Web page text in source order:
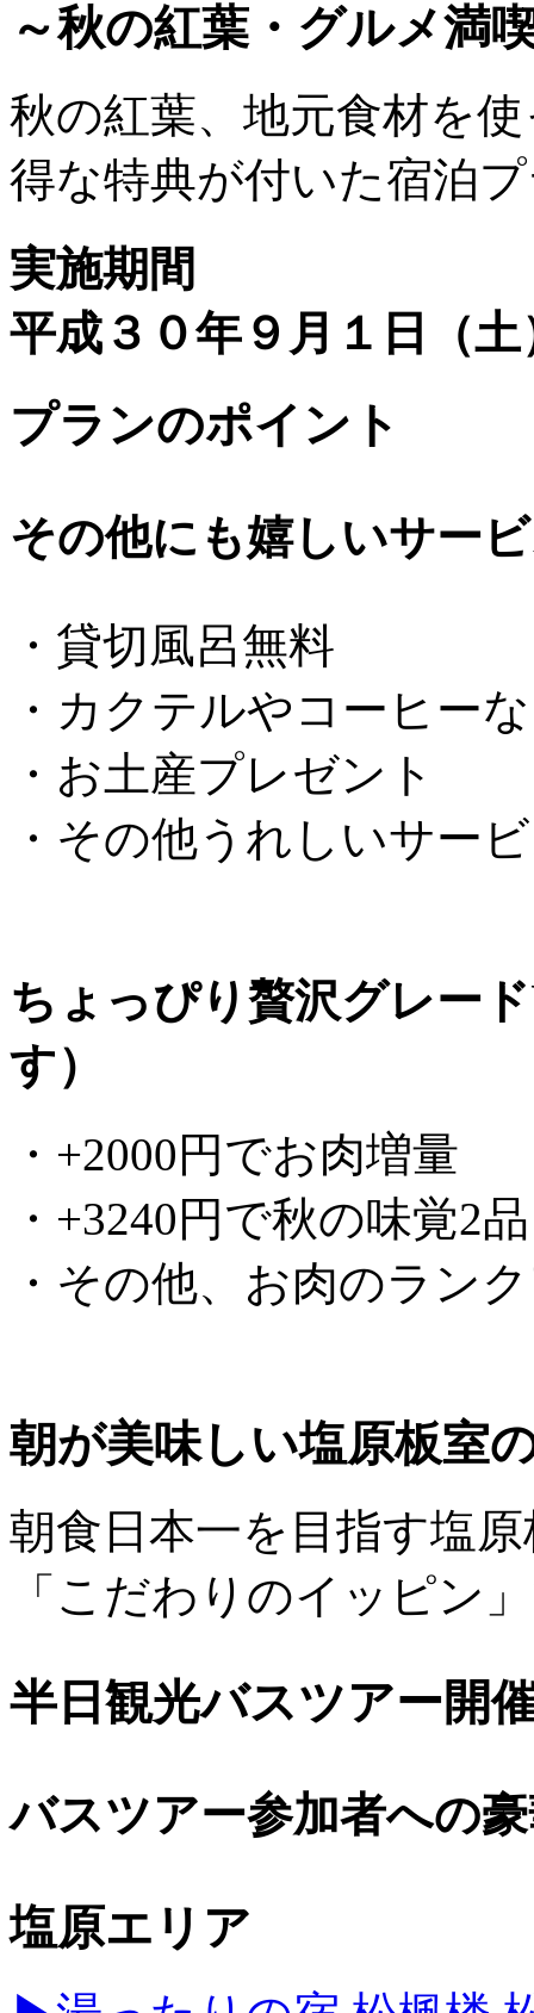
～秋の紅葉・グルメ満
秋の紅葉、地元食材を
得な特典が付いた宿泊
実施期間
平成３０年９月１日（
プランのポイント
その他にも嬉しいサー
・貸切風呂無料
・カクテルやコーヒー
・お土産プレゼント
・その他うれしいサー
ちょっぴり贅沢グレー
す）
・+2000円でお肉増量
・+3240円で秋の味覚2
・その他、お肉のラン
朝が美味しい塩原板室
朝食日本一を目指す塩
「こだわりのイッピン
半日観光バスツアー開
バスツアー参加者への
塩原エリア